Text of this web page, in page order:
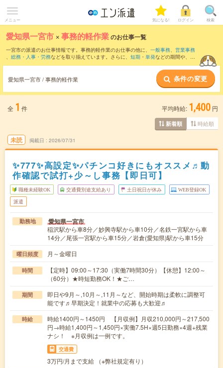
メニュー 気になる! ログイン 検索
愛知県一宮市 ×事務的軽作業のお仕事一覧
一宮市の派遣のお仕事情報です。事務的軽作業のお仕事の他に、 一般事務、 営業事務
、 総務・人事・労務などを取り揃えています。さらに、 短期 ・ 単発などの期間や、 職
愛知県一宮市 / 事務的軽作業 条件の変更
全 1 件 平均時給: 1,400 円
新着順 時給順
未読 掲載日 2026/07/31
✨777✨高設定✨パチンコ好きにもオススメ♬動
作確認で試打+少～し事務【即日可】
職種未経験OK 交通費別途支給あり 土日祝日が休み WEB登録OK
派遣
勤務地 愛知県一宮市
稲沢駅から車8分／妙興寺駅から車10分／名鉄一宮駅から車
14分／尾張一宮駅から車15分／岩倉(愛知県)駅から車15分
曜日頻度 月～金曜日
時間
【定時】09:00～17:30（実働7時間30分）【休憩】12:00～
（60分）★時短勤務OK！★ご…
期間
即日や9月～,10月～,11月～など、開始時期は柔軟に調整可
能です♬早期決定！就業中の応募も大歓迎♬
時給
時給1400円～1450円 【月収例】月収210,000円～217,500
円→時給1,400円～1,450円×実働7.5H×週5日勤務×4週+残業
ナシ！ ※月収例は一例です。
交通費
3万円/月まで支給 （※弊社規定有り）